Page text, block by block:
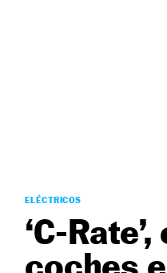
ELÉCTRICOS
‘C-